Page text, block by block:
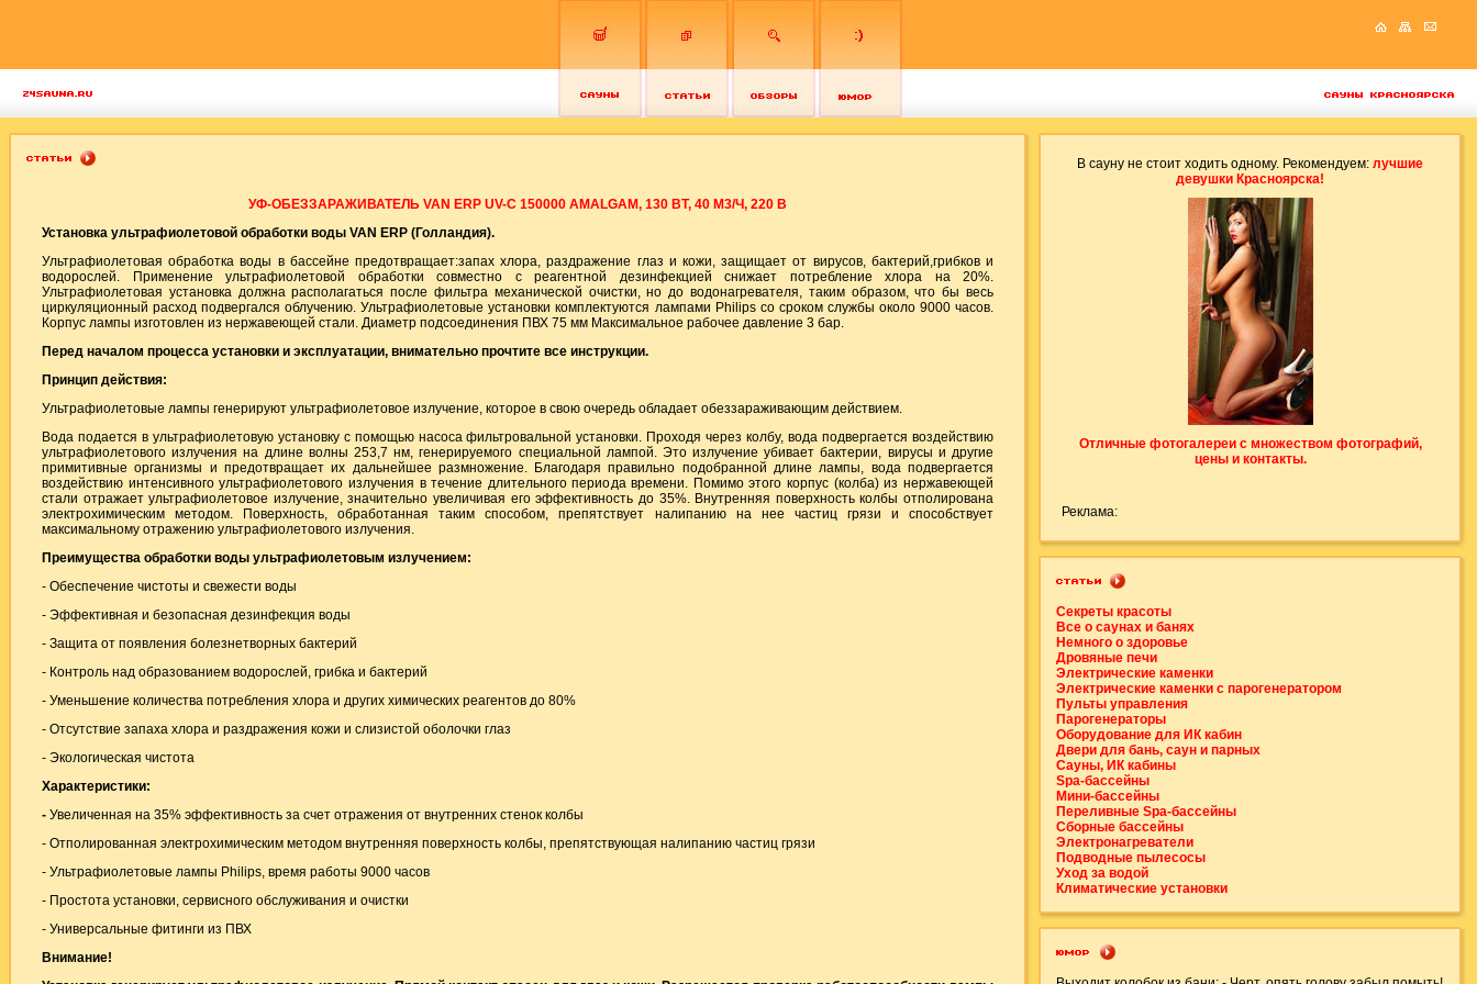
УФ-ОБЕЗЗАРАЖИВАТЕЛЬ VAN ERP UV-C 150000 AMALGAM, 130 ВТ, 40 М3/Ч, 220 В
Установка ультрафиолетовой обработки воды VAN ERP (Голландия).
Ультрафиолетовая обработка воды в бассейне предотвращает:запах хлора, раздражение глаз и кожи, защищает от вирусов, бактерий,грибков и
водорослей. Применение ультрафиолетовой обработки совместно с реагентной дезинфекцией снижает потребление хлора на 20%.
Ультрафиолетовая установка должна располагаться после фильтра механической очистки, но до водонагревателя, таким образом, что бы весь
циркуляционный расход подвергался облучению. Ультрафиолетовые установки комплектуются лампами Philips со сроком службы около 9000 часов.
Корпус лампы изготовлен из нержавеющей стали. Диаметр подсоединения ПВХ 75 мм Максимальное рабочее давление 3 бар.
Перед началом процесса установки и эксплуатации, внимательно прочтите все инструкции.
Принцип действия:
Ультрафиолетовые лампы генерируют ультрафиолетовое излучение, которое в свою очередь обладает обеззараживающим действием.
Вода подается в ультрафиолетовую установку с помощью насоса фильтровальной установки. Проходя через колбу, вода подвергается воздействию
ультрафиолетового излучения на длине волны 253,7 нм, генерируемого специальной лампой. Это излучение убивает бактерии, вирусы и другие
примитивные организмы и предотвращает их дальнейшее размножение. Благодаря правильно подобранной длине лампы, вода подвергается
воздействию интенсивного ультрафиолетового излучения в течение длительного периода времени. Помимо этого корпус (колба) из нержавеющей
стали отражает ультрафиолетовое излучение, значительно увеличивая его эффективность до 35%. Внутренняя поверхность колбы отполирована
электрохимическим методом. Поверхность, обработанная таким способом, препятствует налипанию на нее частиц грязи и способствует
максимальному отражению ультрафиолетового излучения.
Преимущества обработки воды ультрафиолетовым излучением:
- Обеспечение чистоты и свежести воды
- Эффективная и безопасная дезинфекция воды
- Защита от появления болезнетворных бактерий
- Контроль над образованием водорослей, грибка и бактерий
- Уменьшение количества потребления хлора и других химических реагентов до 80%
- Отсутствие запаха хлора и раздражения кожи и слизистой оболочки глаз
- Экологическая чистота
Характеристики:
- Увеличенная на 35% эффективность за счет отражения от внутренних стенок колбы
- Отполированная электрохимическим методом внутренняя поверхность колбы, препятствующая налипанию частиц грязи
- Ультрафиолетовые лампы Philips, время работы 9000 часов
- Простота установки, сервисного обслуживания и очистки
- Универсальные фитинги из ПВХ
Внимание!
В сауну не стоит ходить одному. Рекомендуем: лучшие
девушки Красноярска!
Отличные фотогалереи с множеством фотографий,
цены и контакты.
Реклама:
Секреты красоты
Все о саунах и банях
Немного о здоровье
Дровяные печи
Электрические каменки
Электрические каменки с парогенератором
Пульты управления
Парогенераторы
Оборудование для ИК кабин
Двери для бань, саун и парных
Сауны, ИК кабины
Spa-бассейны
Мини-бассейны
Переливные Spa-бассейны
Сборные бассейны
Электронагреватели
Подводные пылесосы
Уход за водой
Климатические установки